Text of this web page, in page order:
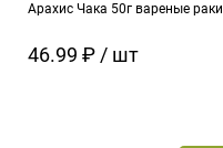
Арахис Чака 50г вареные раки
46.99 ₽ / шт